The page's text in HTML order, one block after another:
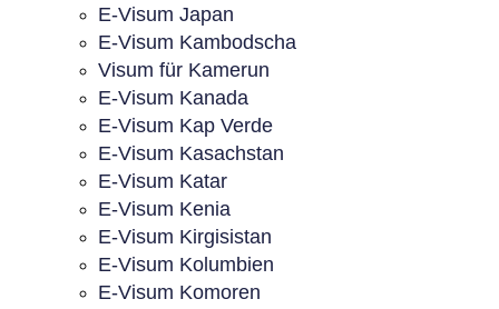
E-Visum Japan
E-Visum Kambodscha
Visum für Kamerun
E-Visum Kanada
E-Visum Kap Verde
E-Visum Kasachstan
E-Visum Katar
E-Visum Kenia
E-Visum Kirgisistan
E-Visum Kolumbien
E-Visum Komoren